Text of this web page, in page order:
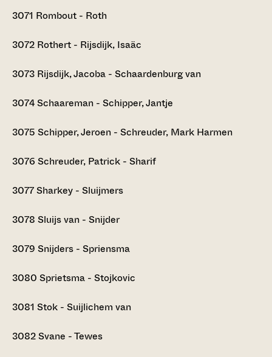
3071 Rombout - Roth
3072 Rothert - Rijsdijk, Isaäc
3073 Rijsdijk, Jacoba - Schaardenburg van
3074Schaareman - Schipper, Jantje
3075 Schipper, Jeroen - Schreuder, Mark Harmen
3076 Schreuder, Patrick - Sharif
3077Sharkey - Sluijmers
3078 Sluijs van - Snijder
3079 Snijders - Spriensma
3080 Sprietsma - Stojkovic
3081 Stok - Suijlichem van
3082Svane - Tewes